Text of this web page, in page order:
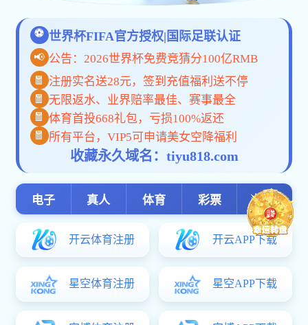
kok网页版:产品中心
kok网页版T1 kok网